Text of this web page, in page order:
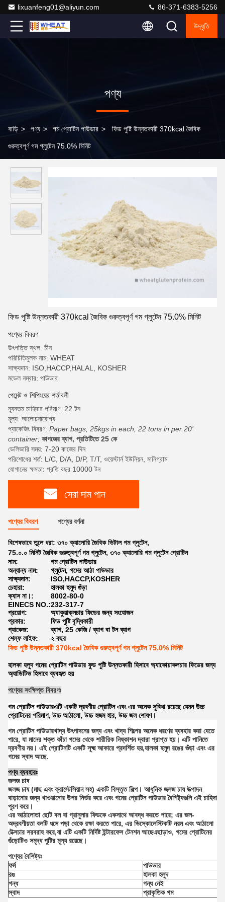
lixuanfeng01@aliyun.com 86-371-6383-5256
উদ্ধৃতি
পণ্য
বাড়ি > পণ্য > গম প্রোটিন পাউডার > ফিড পুষ্টি উন্নতকারী 370kcal জৈবিক
গুরুত্বপূর্ণ গম গ্লুটেন 75.0% মিনিট
ফিড পুষ্টি উন্নতকারী 370kcal জৈবিক গুরুত্বপূর্ণ গম গ্লুটেন 75.0% মিনিট
পণ্যের বিবরণ
উৎপত্তি স্থল: চীন
পরিচিতিমুলক নাম: WHEAT
সাক্ষ্যদান: ISO,HACCP,HALAL, KOSHER
মডেল নম্বার: পাউডার
পেমেন্ট ও শিপিংয়ের শর্তাবলী
ন্যূনতম চাহিদার পরিমাণ: 22 টন
মূল্য: আলোচনাযোগ্য
প্যাকেজিং বিবরণ: Paper bags, 25kgs in each, 22 tons in per 20'
container; কাগজের ব্যাগ, প্রতিটিতে 25 কে
ডেলিভারি সময়: 7-20 কাজের দিন
পরিশোধের শর্ত: L/C, D/A, D/P, T/T, ওয়েস্টার্ন ইউনিয়ন, মানিগ্রাম
যোগানের ক্ষমতা: প্রতি বছর 10000 টন
সেরা দাম পান
পণ্যের বিবরণ পণ্যের বর্ণনা
বিশেষভাবে তুলে ধরা: ৩৭০ ক্যালোরি জৈবিক ভিটাল গম গ্লুটেন,
75.০.০ মিনিট জৈবিক গুরুত্বপূর্ণ গম গ্লুটেন, ৩৭০ ক্যালোরি গম গ্লুটেন প্রোটিন
নাম:
গম প্রোটিন পাউডার
অন্যান্য নাম:
গ্লুটেন, গমের আঠা পাউডার
সাক্ষ্যদান:
ISO,HACCP,KOSHER
চেহারা:
হালকা হলুদ গুঁড়া
ক্যাস না।:
8002-80-0
EINECS NO.:232-317-7
প্রয়োগ:
অ্যাকুয়াক্লচার ফিডের জন্য সংযোজন
প্রকার:
ফিড পুষ্টি বৃদ্ধিকারী
প্যাকেজ:
ব্যাগ, 25 কেজি / ব্যাগ বা টন ব্যাগ
শেল্ফ লাইফ:
২ বছর
ফিড পুষ্টি উন্নতকারী 370kcal জৈবিক গুরুত্বপূর্ণ গম গ্লুটেন 75.0% মিনিট
হালকা হলুদ গমের প্রোটিন পাউডার ফুড পুষ্টি উন্নতকারী হিসাবে অ্যাকোয়াকলচার ফিডের জন্য
অ্যাডিটিভ হিসাবে ব্যবহৃত হয়
পণ্যের সংক্ষিপ্ত বিবরণঃ
গম প্রোটিন পাউডারএটি একটি দ্রবণীয় প্রোটিন এবং এর অনেক সুবিধা রয়েছে যেমন উচ্চ
প্রোটিনের পরিমাণ, উচ্চ আঠালো, উচ্চ হজম হার, উচ্চ জল শোষণ।
গম প্রোটিন পাউডারখাদ্য উৎপাদনের জন্য এবং খাদ্য শিল্পের অনেক ধরণের ব্যবহার করা যেতে
পারে, যা মানের শক্ত কাঁচা গমের থেকে শারীরিক নিষ্কাশন দ্বারা প্রাপ্ত হয়। এটি পানিতে
দ্রবণীয় নয়। এই প্রোটিনটি একটি সূক্ষ্ম আকারে প্রদর্শিত হয়,হালকা হলুদ রঙের গুঁড়া এবং এর
গমের স্বাদ আছে.
পণ্য ব্যবহারঃ
জলজ চাষ
জলজ চাষ (মাছ এবং ক্রাস্টেসিয়ান সহ) একটি বিস্তৃত শিল্প। আধুনিক জলজ চাষ উত্পাদন
বাড়ানোর জন্য খাওয়ানোর উপর নির্ভর করে এবং গমের প্রোটিন পাউডার বৈশিষ্ট্যগুলি এই চাহিদা
পূরণ করে।
এর আঠালোতা ছোট বল বা গ্রানুলার ফিডকে একসাথে আবদ্ধ করতে পারে; এর জল-
অদ্রবণীয়তা বলটি ধসে পড়া থেকে রক্ষা করতে পারে, এর ভিস্কোলেস্টিকটি নরম এবং আঠালো
টেক্সচার সরবরাহ করে,যা এটি একটি নির্দিষ্ট ইন্টারফেস টেনশন আছেএছাড়াও, গমের প্রোটিনের
গুঁড়োটিও সমৃদ্ধ পুষ্টির মূল্য রয়েছে।
পণ্যের বৈশিষ্ট্যঃ
ফর্ম
পাউডার
রঙ
হালকা হলুদ
গন্ধ
গন্ধ নেই
স্বাদ
প্রাকৃতিক গম